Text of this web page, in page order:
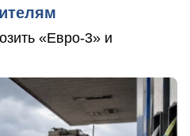
«Евро-3» и